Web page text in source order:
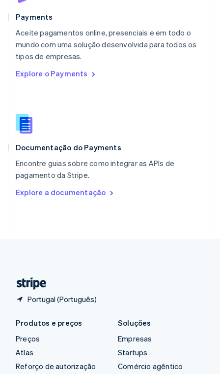
Payments
Aceite pagamentos online, presenciais e em todo o
mundo com uma solução desenvolvida para todos os
tipos de empresas.
Explore o Payments
Documentação do Payments
Encontre guias sobre como integrar as APIs de
pagamento da Stripe.
Explore a documentação
Portugal (Português)
EspañolEnglish
English
Nova Zelândia
English
NederlandsEnglish
Português
RAE de Hong Kong, China
Reino Unido
República Tcheca
English
English
Produtos e preços
Preços
Atlas
Reforço de autorização
Soluções
Empresas
Startups
Comércio agêntico